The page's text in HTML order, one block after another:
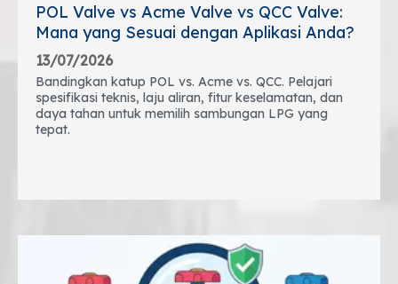
POL Valve vs Acme Valve vs QCC Valve:
Mana yang Sesuai dengan Aplikasi Anda?
13/07/2026
Bandingkan katup POL vs. Acme vs. QCC. Pelajari
spesifikasi teknis, laju aliran, fitur keselamatan, dan
daya tahan untuk memilih sambungan LPG yang
tepat.